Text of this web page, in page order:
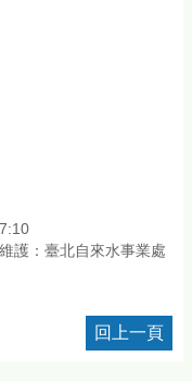
護：臺北自來水事業處
回上一頁